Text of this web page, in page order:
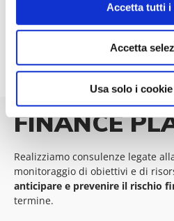
Accetta tutti i
Accetta
Usa solo i
FINANCE
Realizziamo consulenze legate
monitoraggio di obiettivi e di
anticipare e prevenire il rischio
termine.